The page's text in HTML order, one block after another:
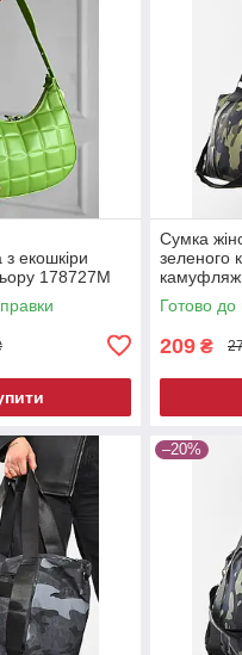
екошкіри
178727M
Сумка
зеленого
192095M
Готово до
209 ₴
–20%